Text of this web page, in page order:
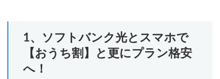
1、ソフトバンク光とスマホで
【おうち割】と更にプラン格安
へ！